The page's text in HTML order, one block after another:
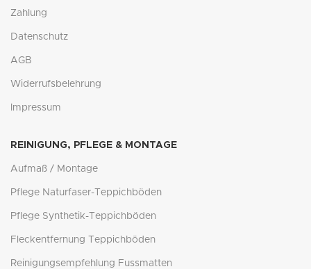
Zahlung
Datenschutz
AGB
Widerrufsbelehrung
Impressum
REINIGUNG, PFLEGE & MONTAGE
Aufmaß / Montage
Pflege Naturfaser-Teppichböden
Pflege Synthetik-Teppichböden
Fleckentfernung Teppichböden
Reinigungsempfehlung Fussmatten